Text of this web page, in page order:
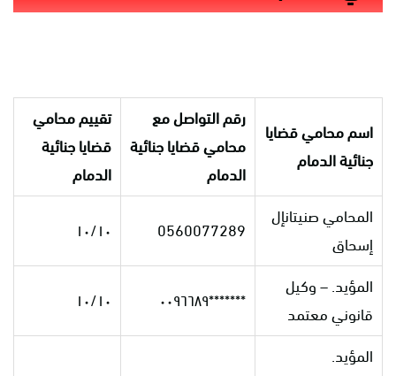
اسم محامي قضايا
جنائية الدمام
رقم التواصل مع
محامي قضايا جنائية
الدمام
تقييم محامي
قضايا جنائية
الدمام
المحامي صنيتانإل
إسحاق
0560077289 ١٠/١٠
المؤيد. – وكيل
قانوني معتمد
*******٠٠٩٦٦٨٩ ١٠/١٠
المؤيد.